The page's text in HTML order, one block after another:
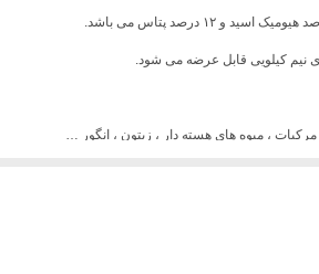
نیم کیلویی قابل عرضه می شود.
، میوه های هسته دار ، زیتون ، انگور …
خیار ، بادمجان ، هندوانه و …